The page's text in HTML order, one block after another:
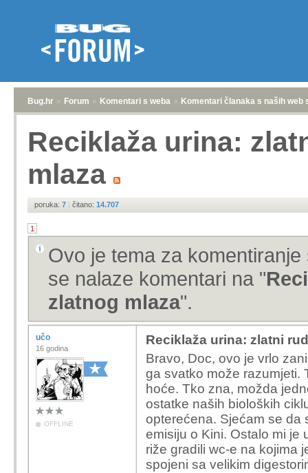
Bug.hr » Forum » Komentari s weba » Komentari članaka s naših web
Reciklaža urina:
mlaza
poruka: 7 | čitano: 14.707
1
Ovo je tema za
se nalaze komentari na "
zlatnog mlaza".
učo
16 godina
OFFLINE
Reciklaža urina: zlatni
Bravo, Doc, ovo je vrlo
ga svatko može razumjeti.
hoće. Tko zna, možda
ostatke naših bioloških
opterećena. Sjećam se da
emisiju o Kini. Ostalo mi je
riže gradili wc-e na kojima
spojeni sa velikim